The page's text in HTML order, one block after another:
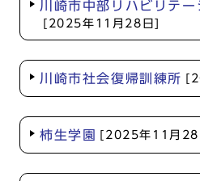
川崎市中部リハビリテー
[2025年11月28日]
川崎市社会復帰訓練所
柿生学園 [2025年11月28